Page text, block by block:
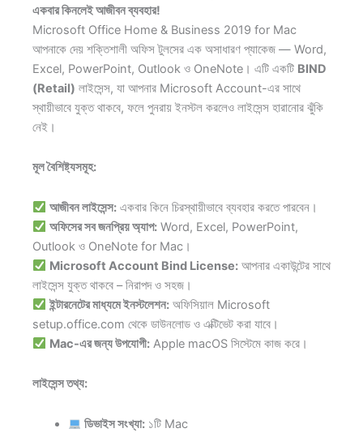
একবার কিনলেই আজীবন ব্যবহার!
Microsoft Office Home & Business 2019 for Mac
আপনাকে দেয় শক্তিশালী অফিস টুলসের এক অসাধারণ প্যাকেজ — Word,
Excel, PowerPoint, Outlook ও OneNote। এটি একটি BIND
(Retail) লাইসেন্স, যা আপনার Microsoft Account-এর সাথে
স্থায়ীভাবে যুক্ত থাকবে, ফলে পুনরায় ইনস্টল করলেও লাইসেন্স হারানোর ঝুঁকি
নেই।
মূল বৈশিষ্ট্যসমূহ:
আজীবন লাইসেন্স:একবার কিনে চিরস্থায়ীভাবে ব্যবহার করতে পারবেন।
অফিসের সব জনপ্রিয় অ্যাপ:Word, Excel, PowerPoint,
Outlook ও OneNote for Mac।
Microsoft Account Bind License:আপনার একাউন্টের সাথে
লাইসেন্স যুক্ত থাকবে – নিরাপদ ও সহজ।
ইন্টারনেটের মাধ্যমে ইনস্টলেশন:অফিসিয়াল Microsoft
setup.office.com থেকে ডাউনলোড ও এক্টিভেট করা যাবে।
Mac-এর জন্য উপযোগী:Apple macOS সিস্টেমে কাজ করে।
লাইসেন্স তথ্য:
ডিভাইস সংখ্যা: ১টি Mac